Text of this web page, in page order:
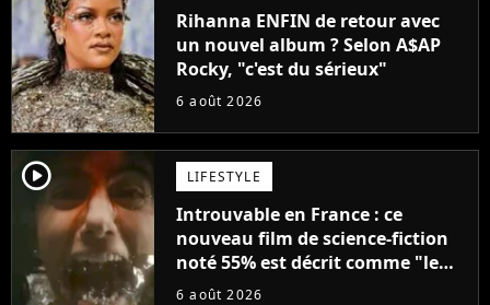
Rihanna ENFIN de retour avec
un nouvel album ? Selon A$AP
Rocky, "c'est du sérieux"
6 août 2026
player2 LIFESTYLE
Introuvable en France : ce
nouveau film de science-fiction
noté 55% est décrit comme "le
plus stupide de l'année"
6 août 2026